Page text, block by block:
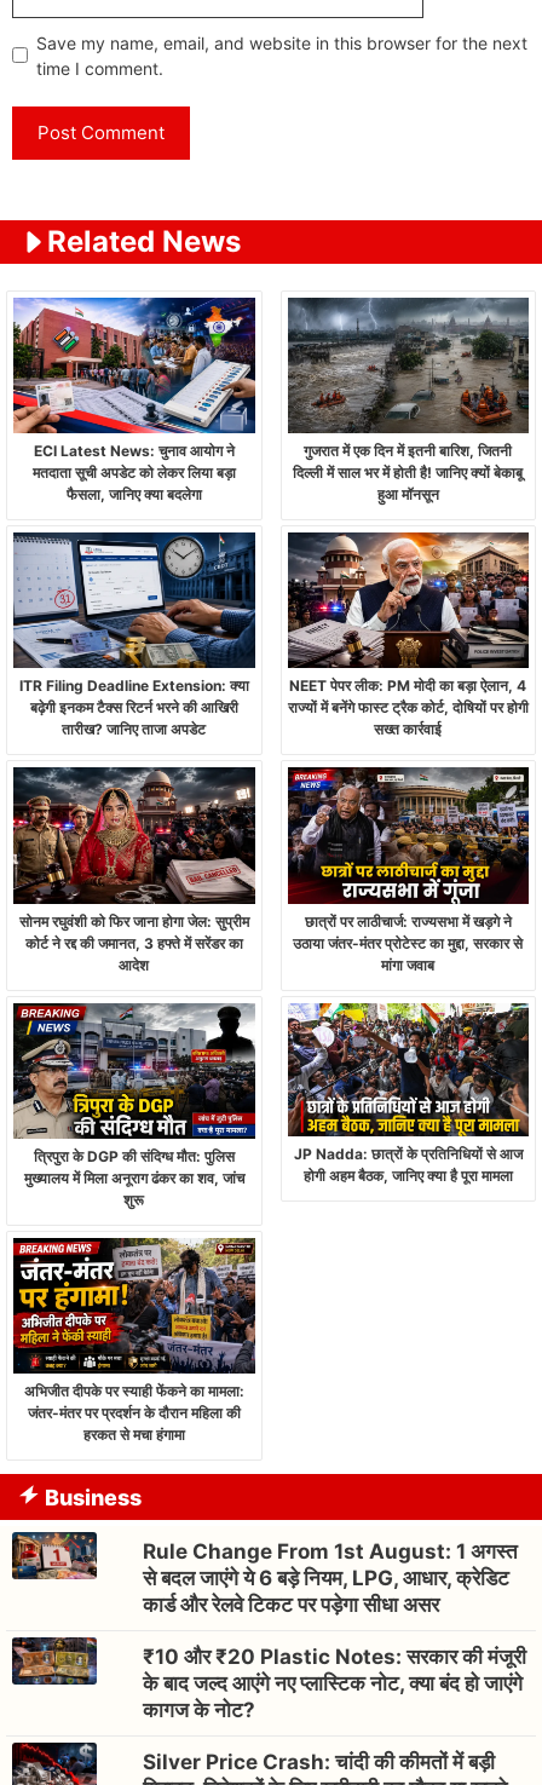
Save my name, email, and website in this browser for the next
time I comment.
Related News
ECI Latest News: चुनाव आयोग ने
मतदाता सूची अपडेट को लेकर लिया बड़ा
फैसला, जानिए क्या बदलेगा
गुजरात में एक दिन में इतनी बारिश, जितनी
दिल्ली में साल भर में होती है! जानिए क्यों बेकाबू
हुआ मॉनसून
ITR Filing Deadline Extension: क्या
बढ़ेगी इनकम टैक्स रिटर्न भरने की आखिरी
तारीख? जानिए ताजा अपडेट
NEET पेपर लीक: PM मोदी का बड़ा ऐलान, 4
राज्यों में बनेंगे फास्ट ट्रैक कोर्ट, दोषियों पर होगी
सख्त कार्रवाई
सोनम रघुवंशी को फिर जाना होगा जेल: सुप्रीम
कोर्ट ने रद्द की जमानत, 3 हफ्ते में सरेंडर का
आदेश
छात्रों पर लाठीचार्ज: राज्यसभा में खड़गे ने
उठाया जंतर-मंतर प्रोटेस्ट का मुद्दा, सरकार से
मांगा जवाब
त्रिपुरा के DGP की संदिग्ध मौत: पुलिस
मुख्यालय में मिला अनूराग ढंकर का शव, जांच
शुरू
JP Nadda: छात्रों के प्रतिनिधियों से आज
होगी अहम बैठक, जानिए क्या है पूरा मामला
अभिजीत दीपके पर स्याही फेंकने का मामला:
जंतर-मंतर पर प्रदर्शन के दौरान महिला की
हरकत से मचा हंगामा
Business
Rule Change From 1st August: 1 अगस्त
से बदल जाएंगे ये 6 बड़े नियम, LPG, आधार, क्रेडिट
कार्ड और रेलवे टिकट पर पड़ेगा सीधा असर
₹10 और ₹20 Plastic Notes: सरकार की मंजूरी
के बाद जल्द आएंगे नए प्लास्टिक नोट, क्या बंद हो जाएंगे
कागज के नोट?
Silver Price Crash: चांदी की कीमतों में बड़ी